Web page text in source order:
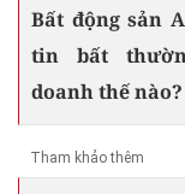
Bất động sản
tin bất
doanh thế nào?
Tham khảo thêm